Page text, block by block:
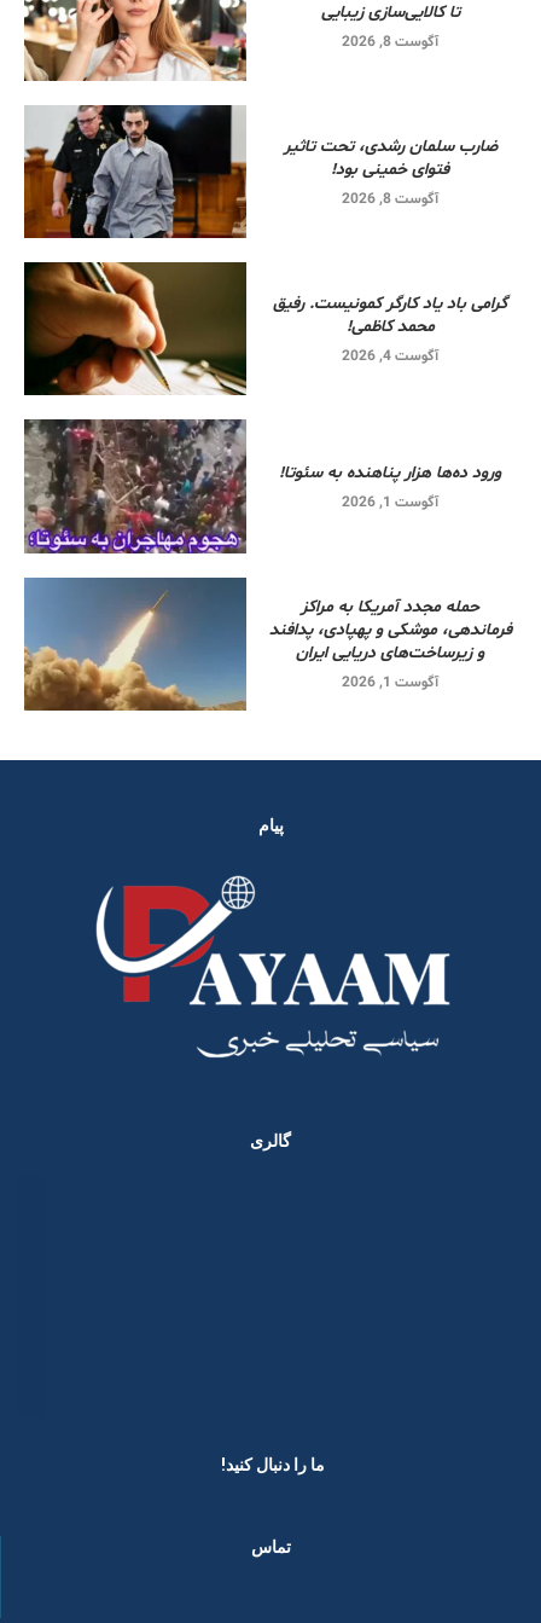
تا کالایی‌سازی زیبایی
آگوست 8, 2026
ضارب سلمان رشدی، تحت تاثیر
فتوای خمینی بود!
آگوست 8, 2026
گرامی باد یاد کارگر کمونیست. رفیق
محمد کاظمی!
آگوست 4, 2026
ورود ده‌ها هزار پناهنده به سئوتا!
آگوست 1, 2026
حمله مجدد آمریکا به مراکز
فرماندهی، موشکی و پهپادی، پدافند
و زیرساخت‌های دریایی ایران
آگوست 1, 2026
پیام
گالری
ما را دنبال کنید! ​
تماس